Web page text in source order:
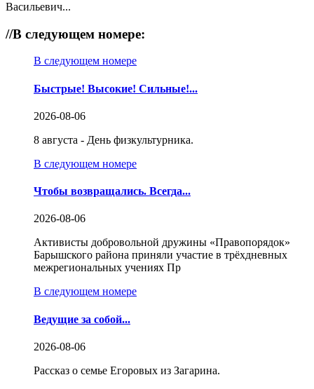
Васильевич...
//В следующем номере:
В следующем номере
Быстрые! Высокие! Сильные!...
2026-08-06
8 августа - День физкультурника.
В следующем номере
Чтобы возвращались. Всегда...
2026-08-06
Активисты добровольной дружины «Правопорядок»
Барышского района приняли участие в трёхдневных
межрегиональных учениях Пр
В следующем номере
Ведущие за собой...
2026-08-06
Рассказ о семье Егоровых из Загарина.